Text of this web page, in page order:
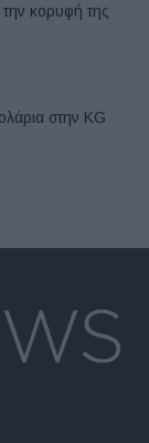
κορυφή της
στην KG